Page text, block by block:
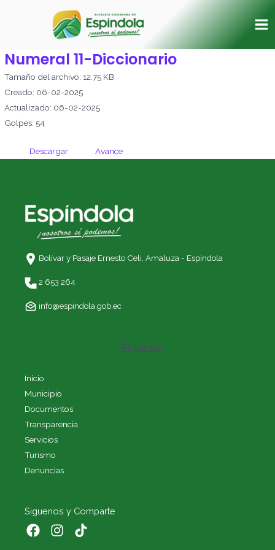
Numeral 11-Diccionario
Tamaño del archivo: 12.75 KB
Creado: 06-02-2025
Actualizado: 06-02-2025
Golpes: 54
Descargar Avance
Bolívar y Pasaje Ernesto Celi, Amaluza - Espíndola
2 653 264
info@espindola.gob.ec
Enlaces
Inicio
Municipio
Documentos
Transparencia
Servicios
Turismo
Denuncias
Siguenos y Comparte